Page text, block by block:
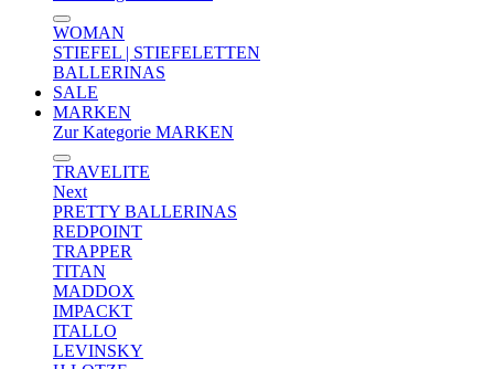
WOMAN
STIEFEL | STIEFELETTEN
BALLERINAS
SALE
MARKEN
Zur Kategorie MARKEN
TRAVELITE
Next
PRETTY BALLERINAS
REDPOINT
TRAPPER
TITAN
MADDOX
IMPACKT
ITALLO
LEVINSKY